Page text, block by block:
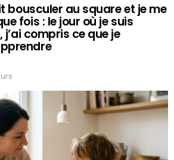
bousculer au square et je me
fois : le jour où je suis
compris ce que je